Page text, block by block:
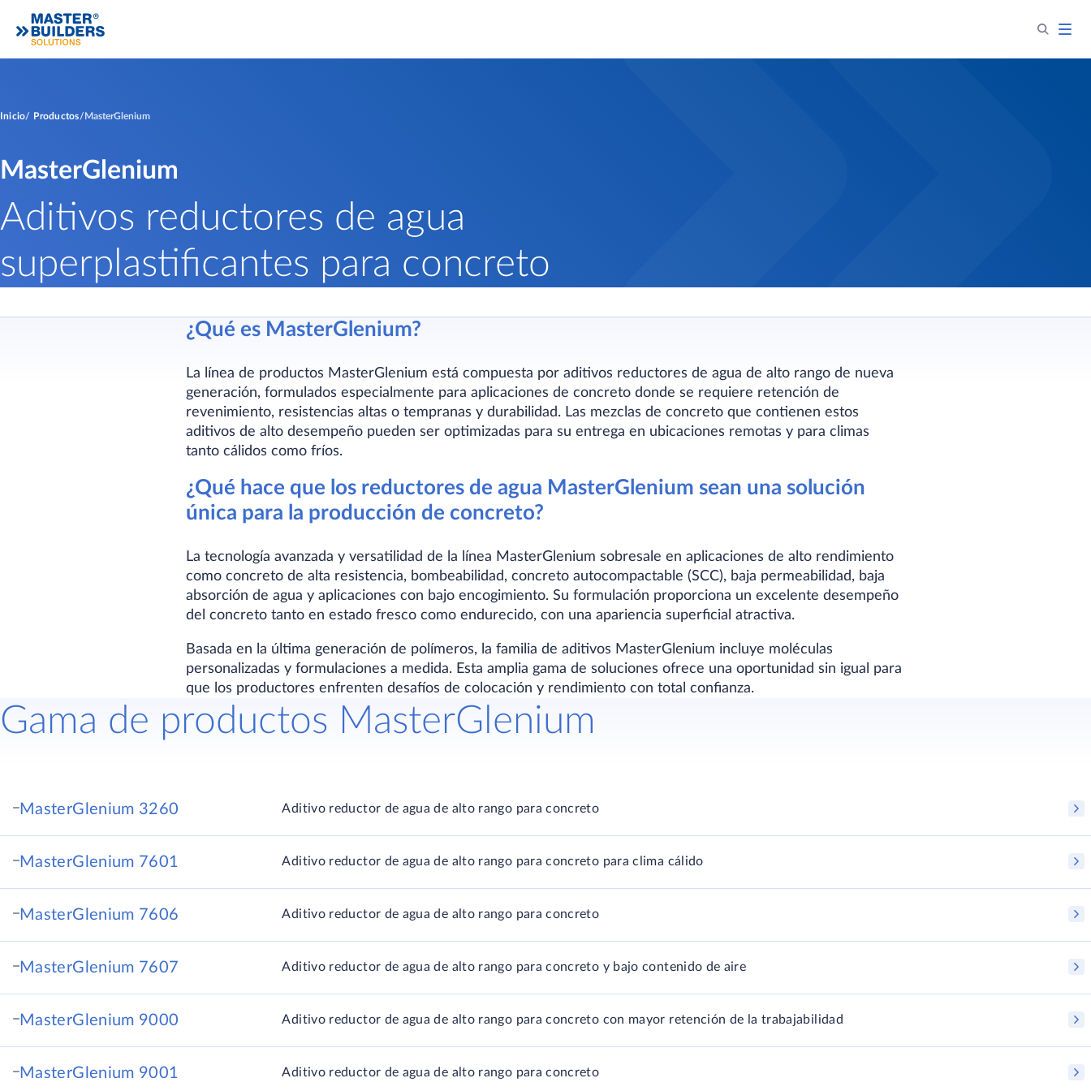
Inicio Productos MasterGlenium
MasterGlenium
Aditivos reductores de agua
superplastificantes para concreto
¿Qué es MasterGlenium?
La línea de productos MasterGlenium está compuesta por aditivos reductores de agua de alto rango de nueva
generación, formulados especialmente para aplicaciones de concreto donde se requiere retención de
revenimiento, resistencias altas o tempranas y durabilidad. Las mezclas de concreto que contienen estos
aditivos de alto desempeño pueden ser optimizadas para su entrega en ubicaciones remotas y para climas
tanto cálidos como fríos.
¿Qué hace que los reductores de agua MasterGlenium sean una solución
única para la producción de concreto?
La tecnología avanzada y versatilidad de la línea MasterGlenium sobresale en aplicaciones de alto rendimiento
como concreto de alta resistencia, bombeabilidad, concreto autocompactable (SCC), baja permeabilidad, baja
absorción de agua y aplicaciones con bajo encogimiento. Su formulación proporciona un excelente desempeño
del concreto tanto en estado fresco como endurecido, con una apariencia superficial atractiva.
Basada en la última generación de polímeros, la familia de aditivos MasterGlenium incluye moléculas
personalizadas y formulaciones a medida. Esta amplia gama de soluciones ofrece una oportunidad sin igual para
que los productores enfrenten desafíos de colocación y rendimiento con total confianza.
Gama de productos MasterGlenium
MasterGlenium 3260 Aditivo reductor de agua de alto rango para concreto
MasterGlenium 7601 Aditivo reductor de agua de alto rango para concreto para clima cálido
MasterGlenium 7606 Aditivo reductor de agua de alto rango para concreto
MasterGlenium 7607 Aditivo reductor de agua de alto rango para concreto y bajo contenido de aire
MasterGlenium 9000 Aditivo reductor de agua de alto rango para concreto con mayor retención de la trabajabilidad
MasterGlenium 9001 Aditivo reductor de agua de alto rango para concreto